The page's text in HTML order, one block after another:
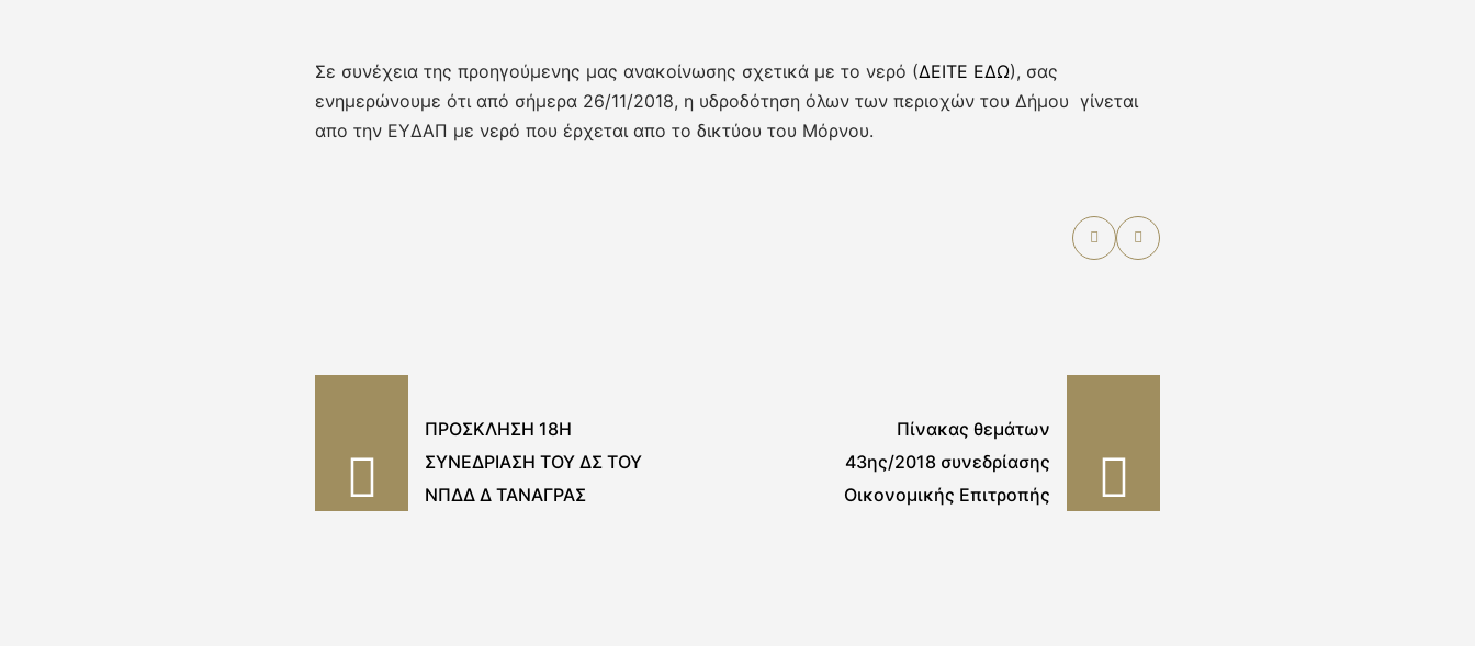
Σε συνέχεια της προηγούμενης μας ανακοίνωσης σχετικά με το νερό (ΔΕΙΤΕ ΕΔΩ), σας
ενημερώνουμε ότι από σήμερα 26/11/2018, η υδροδότηση όλων των περιοχών του Δήμου γίνεται
απο την ΕΥΔΑΠ με νερό που έρχεται απο το δικτύου του Μόρνου.
ΠΡΟΣΚΛΗΣΗ 18Η
ΣΥΝΕΔΡΙΑΣΗ ΤΟΥ ΔΣ ΤΟΥ
ΝΠΔΔ Δ ΤΑΝΑΓΡΑΣ
Πίνακας θεμάτων
43ης/2018 συνεδρίασης
Οικονομικής Επιτροπής